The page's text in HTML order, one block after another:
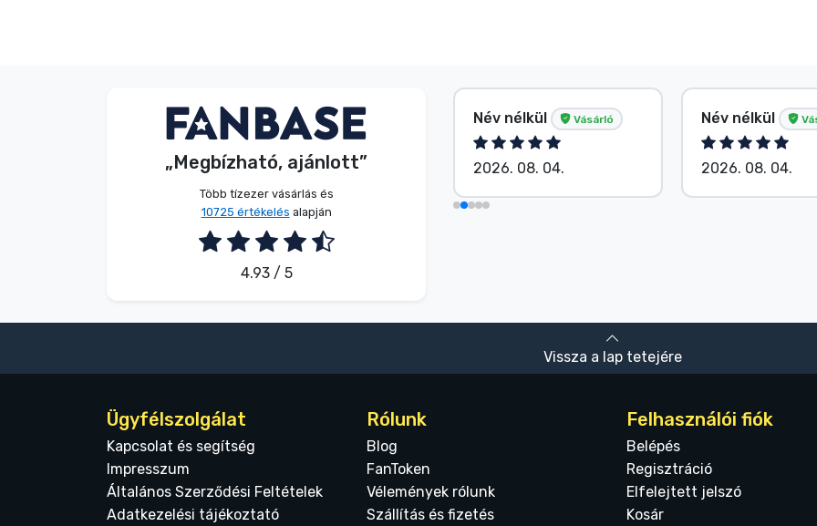
„Megbízható, ajánlott”
Több tízezer vásárlás és
10725 értékelés alapján
4.93 / 5
Név nélkül Vásárló
2026. 08. 05.
Név nélkül Vásárló
2026. 08. 04.
Név nélkül
2026. 08. 04.
Vissza a lap tetejére
Ügyfélszolgálat
Kapcsolat és segítség
Impresszum
Általános Szerződési Feltételek
Adatkezelési tájékoztató
Rólunk
Blog
FanToken
Vélemények rólunk
Szállítás és fizetés
Felhasználói fiók
Belépés
Regisztráció
Elfelejtett jelszó
Kosár